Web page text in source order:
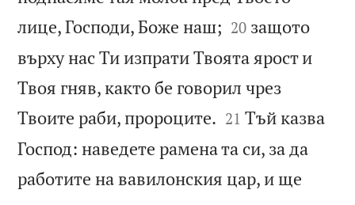
лице, Господи, Боже наш; 

20 защото
върху нас Ти изпрати Твоята ярост и
Твоя гняв, както бе говорил чрез
Твоите раби, пророците. 

21 Тъй казва
Господ: наведете рамена та си, за да
работите на вавилонския цар, и ще